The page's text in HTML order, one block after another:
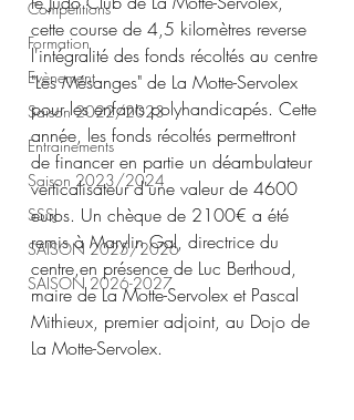
Compétitions
Formation
Evènement
Saison 2022/2023
Entrainements
Saison 2023/2024
SSSJ
SAISON 2025/2026
SAISON 2026-2027
cette course de 4,5 kilomètres reverse
l'intégralité des fonds récoltés au centre
"Les Mésanges" de La Motte-Servolex
pour les enfants polyhandicapés. Cette
année, les fonds récoltés permettront
de financer en partie un déambulateur
verticalisateur d'une valeur de 4600
euros. Un chèque de 2100€ a été
remis à Marylin Gal, directrice du
centre,en présence de Luc Berthoud,
maire de La Motte-Servolex et Pascal
Mithieux, premier adjoint, au Dojo de
La Motte-Servolex.